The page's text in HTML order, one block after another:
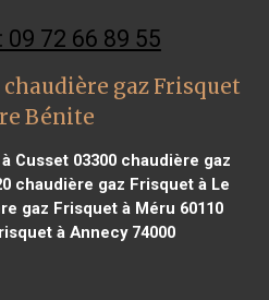
09 72 66 89 55
gaz Frisquet
Bénite
Cusset 03300chaudière gaz
chaudière gaz Frisquet à Le
gaz Frisquet à Méru 60110
à Annecy 74000